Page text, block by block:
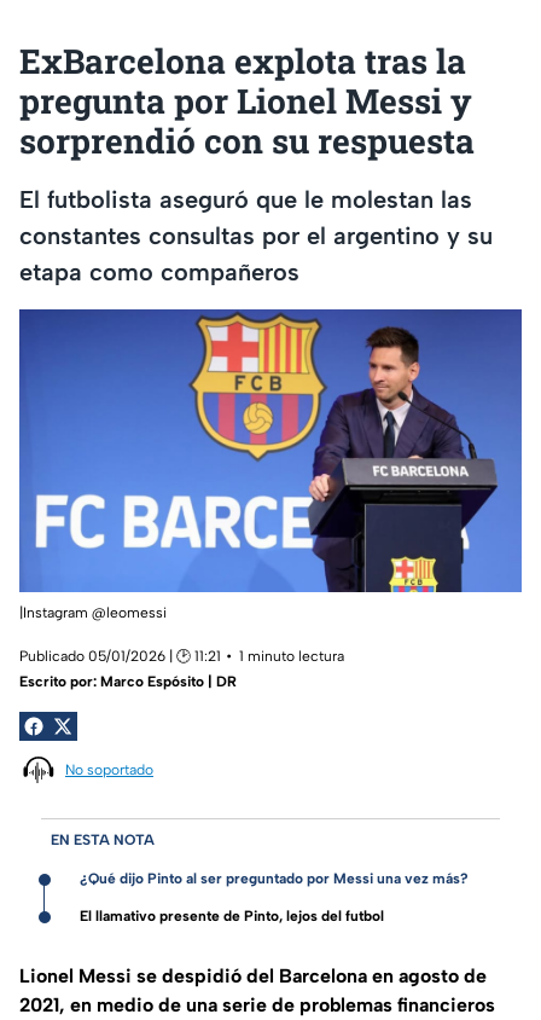
ExBarcelona explota tras la
pregunta por Lionel Messi y
sorprendió con su respuesta
El futbolista aseguró que le molestan las
constantes consultas por el argentino y su
etapa como compañeros
|Instagram @leomessi
Publicado 05/01/2026 | 🕑 11:21
1 minuto lectura
Escrito por: Marco Espósito | DR
No soportado
EN ESTA NOTA
¿Qué dijo Pinto al ser preguntado por Messi una vez más?
El llamativo presente de Pinto, lejos del futbol
Lionel Messi se despidió del Barcelona en agosto de
2021, en medio de una serie de problemas financieros